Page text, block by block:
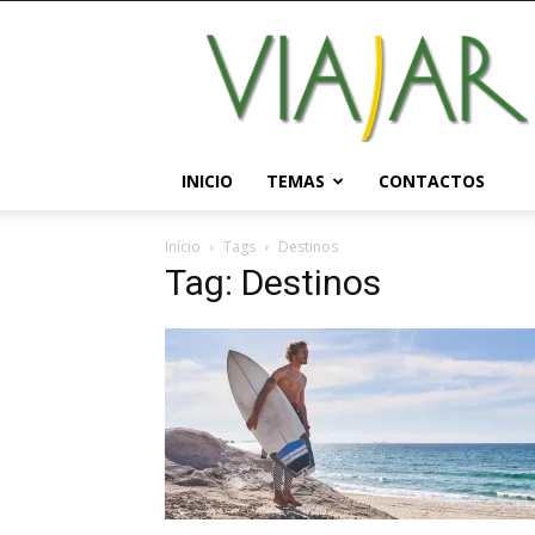
Viajar
Magazine
Online
INICIO TEMAS CONTACTOS
Início Tags Destinos
Tag: Destinos